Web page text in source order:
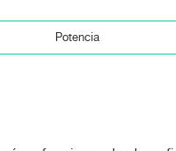
Potencia